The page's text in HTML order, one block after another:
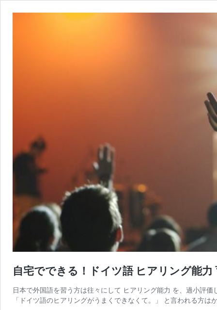
自宅でできる！ドイツ語 ヒアリング能力
日本で外国語を習う方は往々にして ヒアリング能力 を、過小評
「ドイツ語のヒアリングがうまくできなくて。」 と言われる方